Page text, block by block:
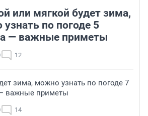
или мягкой будет зима,
по погоде 5
— важные приметы
12
зима, можно узнать по погоде 7
— важные приметы
14